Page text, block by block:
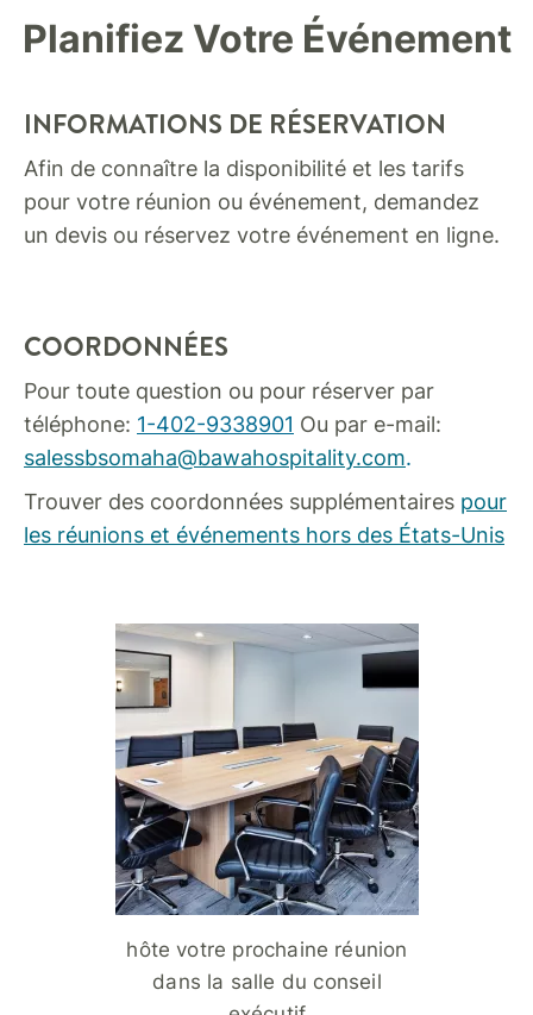
Planifiez Votre Événement
INFORMATIONS DE RÉSERVATION
Afin de connaître la disponibilité et les tarifs
pour votre réunion ou événement, demandez
un devis ou réservez votre événement en ligne.
COORDONNÉES
Pour toute question ou pour réserver par
téléphone: 1-402-9338901 Ou par e-mail:
salessbsomaha@bawahospitality.com.
Trouver des coordonnées supplémentaires pour
les réunions et événements hors des États-Unis
hôte votre prochaine réunion
dans la salle du conseil